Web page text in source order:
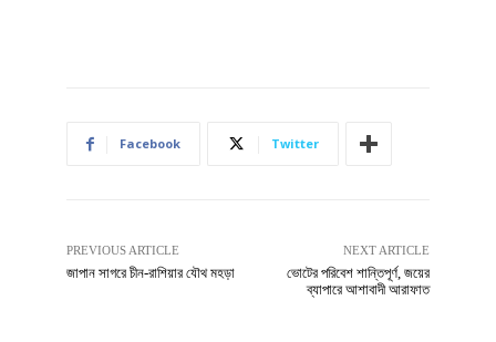
Facebook Twitter
PREVIOUS ARTICLE
জাপান সাগরে চীন-রাশিয়ার যৌথ মহড়া
NEXT ARTICLE
ভোটের পরিবেশ শান্তিপূর্ণ, জয়ের
ব্যাপারে আশাবাদী আরাফাত